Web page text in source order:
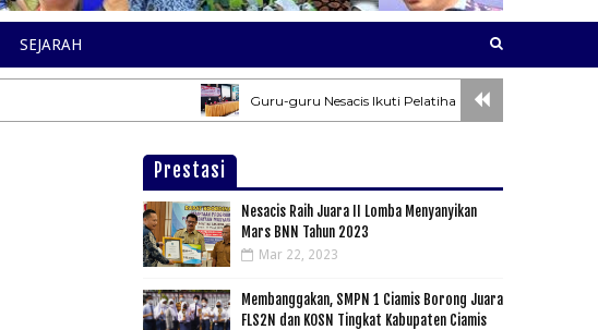
SEJARAH
Guru-guru Nesacis Ikuti Pelatihan Pembuatan Soal AKM dan
Prestasi
Nesacis Raih Juara II Lomba Menyanyikan
Mars BNN Tahun 2023
Mar 22, 2023
Membanggakan, SMPN 1 Ciamis Borong Juara
FLS2N dan KOSN Tingkat Kabupaten Ciamis